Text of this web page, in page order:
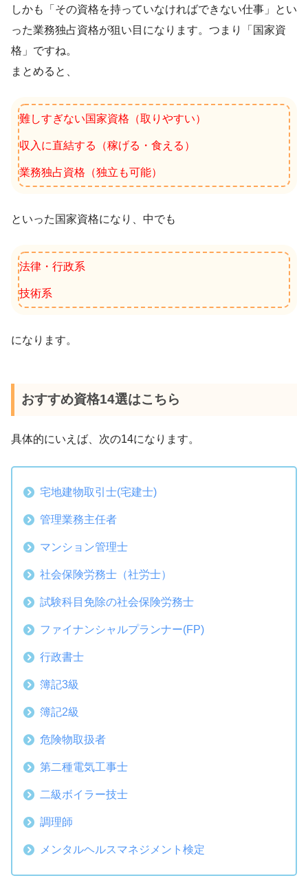
しかも「その資格を持っていなければできない仕事」とい
った業務独占資格が狙い目になります。つまり「国家資
格」ですね。
まとめると、
難しすぎない国家資格（取りやすい）
収入に直結する（稼げる・食える）
業務独占資格（独立も可能）
といった国家資格になり、中でも
法律・行政系
技術系
になります。
おすすめ資格14選はこちら
具体的にいえば、次の14になります。
宅地建物取引士(宅建士)
管理業務主任者
マンション管理士
社会保険労務士（社労士）
試験科目免除の社会保険労務士
ファイナンシャルプランナー(FP)
行政書士
簿記3級
簿記2級
危険物取扱者
第二種電気工事士
二級ボイラー技士
調理師
メンタルヘルスマネジメント検定